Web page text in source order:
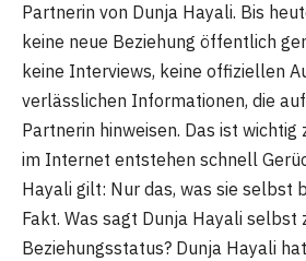
Partnerin von Dunja Hayali. Bis
keine neue Beziehung öffentlich
keine Interviews, keine offiziellen
verlässlichen Informationen, die
Partnerin hinweisen. Das ist wichtig
im Internet entstehen schnell
Hayali gilt: Nur das, was sie selbst
Fakt. Was sagt Dunja Hayali selbst
Beziehungsstatus? Dunja Hayali